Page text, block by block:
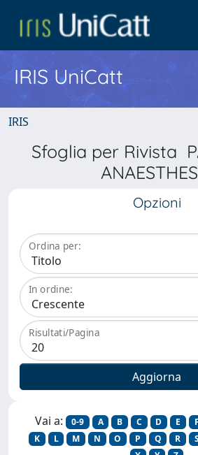
IRIS UniCatt
IRIS
Sfoglia per Rivista
Opzioni
Ordina per:
In ordine:
Risultati/Pagina
Vai a: 0-9 A B C D E F
K
L M N O P Q R S